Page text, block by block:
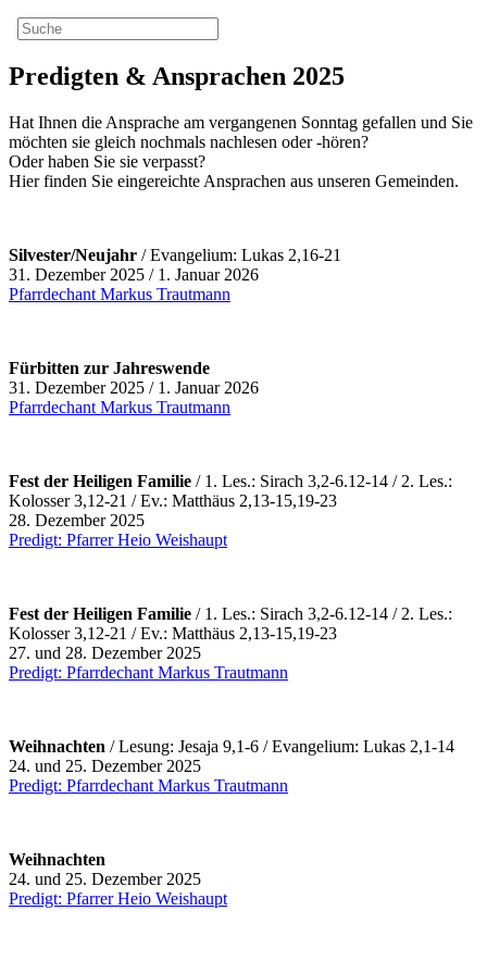
Predigten & Ansprachen 2025
Hat Ihnen die Ansprache am vergangenen Sonntag gefallen und Sie
möchten sie gleich nochmals nachlesen oder -hören?
Oder haben Sie sie verpasst?
Hier finden Sie eingereichte Ansprachen aus unseren Gemeinden.
Silvester/Neujahr / Evangelium: Lukas 2,16-21
31. Dezember 2025 / 1. Januar 2026
Pfarrdechant Markus Trautmann
Fürbitten zur Jahreswende
31. Dezember 2025 / 1. Januar 2026
Pfarrdechant Markus Trautmann
Fest der Heiligen Familie / 1. Les.: Sirach 3,2-6.12-14 / 2. Les.:
Kolosser 3,12-21 / Ev.: Matthäus 2,13-15,19-23
28. Dezember 2025
Predigt: Pfarrer Heio Weishaupt
Fest der Heiligen Familie / 1. Les.: Sirach 3,2-6.12-14 / 2. Les.:
Kolosser 3,12-21 / Ev.: Matthäus 2,13-15,19-23
27. und 28. Dezember 2025
Predigt: Pfarrdechant Markus Trautmann
Weihnachten / Lesung: Jesaja 9,1-6 / Evangelium: Lukas 2,1-14
24. und 25. Dezember 2025
Predigt: Pfarrdechant Markus Trautmann
Weihnachten
24. und 25. Dezember 2025
Predigt: Pfarrer Heio Weishaupt